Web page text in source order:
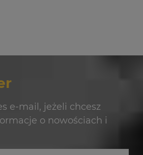
e-mail, jeżeli chcesz
o nowościach i